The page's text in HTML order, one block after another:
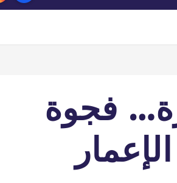
فجوة